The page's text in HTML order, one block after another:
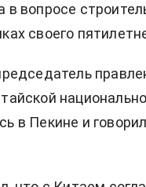
в вопросе
своего
в Пекине и